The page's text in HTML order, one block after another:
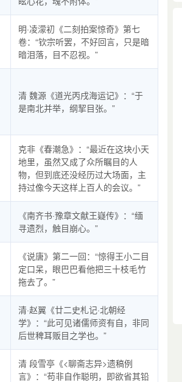
明·凌濛初《二刻拍案惊奇》第七
卷：“钦宗听罢，不好回言，只是暗
暗泪落，目不忍视。”
清 魏源《道光丙戌海运记》：“于
是南北并举，纲挈目张。”
克非《春潮急》：“最近在这块小天
地里，虽然又成了众所瞩目的人
物，但到底还没经历过大场面，主
持过像今天这样上百人的会议。”
《南齐书·豫章文献王嶷传》：“缅
寻遗烈，触目崩心。”
《说唐》第二一回：“惊得王小二目
定口呆，眼巴巴看他把三十枝毛竹
拖去了。”
清·赵翼《廿二史札记·北朝经
学》：“此可见诸儒师资有自，非同
后世稗耳贩目之学也。”
清 段雪亭《<聊斋志异>遗稿例
言》：“苟非自作聪明，即欲省其铅